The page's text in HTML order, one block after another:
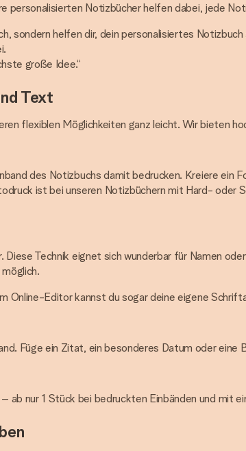
personalisierten Notizbücher helfen dabei, jede
sondern helfen dir, dein personalisiertes
große Idee.“
Text
flexiblen Möglichkeiten ganz leicht. Wir bieten
des Notizbuchs damit bedrucken. Kreiere
ist bei unseren Notizbüchern mit Hard- oder
Technik eignet sich wunderbar für Namen
Online-Editor kannst du sogar deine eigene
Füge ein Zitat, ein besonderes Datum oder eine
ab nur 1 Stück bei bedruckten Einbänden und mit